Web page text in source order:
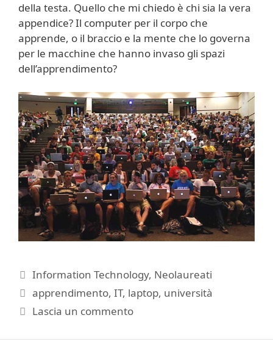
della testa. Quello che mi chiedo è chi sia la vera
appendice? Il computer per il corpo che
apprende, o il braccio e la mente che lo governa
per le macchine che hanno invaso gli spazi
dell’apprendimento?
Categorie
Information Technology, Neolaureati
Tag
apprendimento,IT, laptop, università
Lascia un commento